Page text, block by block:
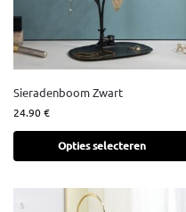
Sieradenboom Zwart
24.90€
Opties selecteren